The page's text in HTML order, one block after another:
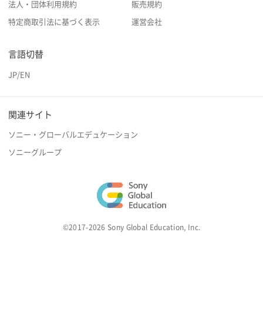
法人・団体利用規約 販売規約
特定商取引法に基づく表示 運営会社
言語切替
JP/EN
関連サイト
ソニー・グローバルエデュケーション
ソニーグループ
©2017-2026 Sony Global Education, Inc.